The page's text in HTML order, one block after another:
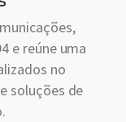
e reúne uma
no
soluções de